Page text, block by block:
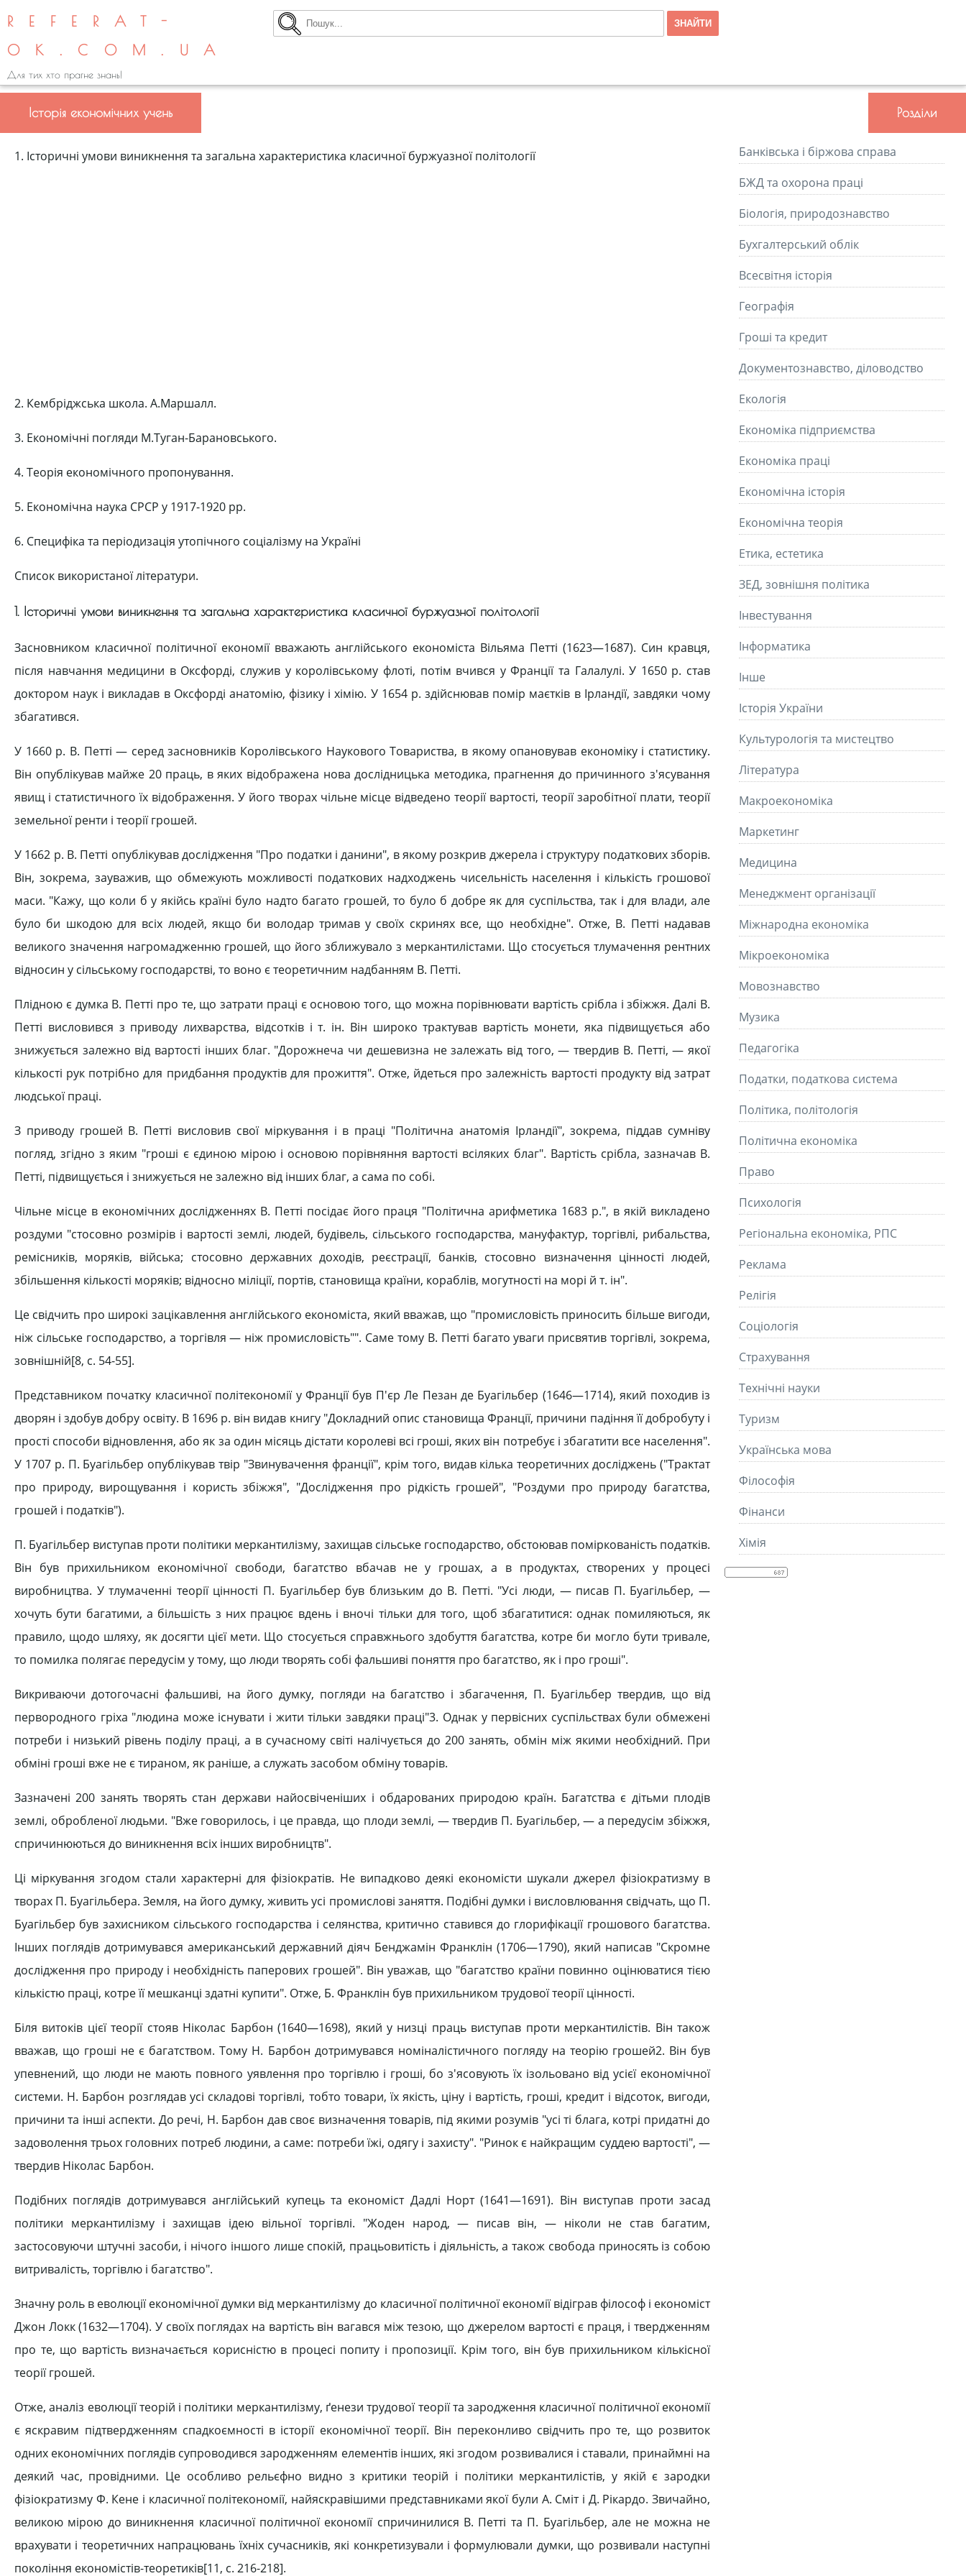
REFERAT-
OK.COM.UA
Для тих хто прагне знань!
Історія економічних учень
1. Історичні умови виникнення та загальна характеристика класичної буржуазної політології
2. Кембріджська школа. А.Маршалл.
3. Економічні погляди М.Туган-Барановського.
4. Теорія економічного пропонування.
5. Економічна наука СРСР у 1917-1920 рр.
6. Специфіка та періодизація утопічного соціалізму на Україні
Список використаної літератури.
1. Історичні умови виникнення та загальна характеристика класичної буржуазної політології
Засновником класичної політичної економії вважають англійського економіста Вільяма Петті (1623—1687). Син кравця,
після навчання медицини в Оксфорді, служив у королівському флоті, потім вчився у Франції та Галалулі. У 1650 р. став
доктором наук і викладав в Оксфорді анатомію, фізику і хімію. У 1654 р. здійснював помір маєтків в Ірландії, завдяки чому
збагатився.
У 1660 р. В. Петті — серед засновників Королівського Наукового Товариства, в якому опановував економіку і статистику.
Він опублікував майже 20 праць, в яких відображена нова дослідницька методика, прагнення до причинного з'ясування
явищ і статистичного їх відображення. У його творах чільне місце відведено теорії вартості, теорії заробітної плати, теорії
земельної ренти і теорії грошей.
У 1662 р. В. Петті опублікував дослідження "Про податки і данини", в якому розкрив джерела і структуру податкових зборів.
Він, зокрема, зауважив, що обмежують можливості податкових надходжень чисельність населення і кількість грошової
маси. "Кажу, що коли б у якійсь країні було надто багато грошей, то було б добре як для суспільства, так і для влади, але
було би шкодою для всіх людей, якщо би володар тримав у своїх скринях все, що необхідне". Отже, В. Петті надавав
великого значення нагромадженню грошей, що його зближувало з меркантилістами. Що стосується тлумачення рентних
відносин у сільському господарстві, то воно є теоретичним надбанням В. Петті.
Плідною є думка В. Петті про те, що затрати праці є основою того, що можна порівнювати вартість срібла і збіжжя. Далі В.
Петті висловився з приводу лихварства, відсотків і т. ін. Він широко трактував вартість монети, яка підвищується або
знижується залежно від вартості інших благ. "Дорожнеча чи дешевизна не залежать від того, — твердив В. Петті, — якої
кількості рук потрібно для придбання продуктів для прожиття". Отже, йдеться про залежність вартості продукту від затрат
людської праці.
З приводу грошей В. Петті висловив свої міркування і в праці "Політична анатомія Ірландії", зокрема, піддав сумніву
погляд, згідно з яким "гроші є єдиною мірою і основою порівняння вартості всіляких благ". Вартість срібла, зазначав В.
Петті, підвищується і знижується не залежно від інших благ, а сама по собі.
Чільне місце в економічних дослідженнях В. Петті посідає його праця "Політична арифметика 1683 р.", в якій викладено
роздуми "стосовно розмірів і вартості землі, людей, будівель, сільського господарства, мануфактур, торгівлі, рибальства,
ремісників, моряків, війська; стосовно державних доходів, реєстрації, банків, стосовно визначення цінності людей,
збільшення кількості моряків; відносно міліції, портів, становища країни, кораблів, могутності на морі й т. ін".
Це свідчить про широкі зацікавлення англійського економіста, який вважав, що "промисловість приносить більше вигоди,
ніж сільське господарство, а торгівля — ніж промисловість"". Саме тому В. Петті багато уваги присвятив торгівлі, зокрема,
зовнішній[8, c. 54-55].
Представником початку класичної політекономії у Франції був П'єр Ле Пезан де Буагільбер (1646—1714), який походив із
дворян і здобув добру освіту. В 1696 р. він видав книгу "Докладний опис становища Франції, причини падіння її добробуту і
прості способи відновлення, або як за один місяць дістати королеві всі гроші, яких він потребує і збагатити все населення".
У 1707 р. П. Буагільбер опублікував твір "Звинувачення франції", крім того, видав кілька теоретичних досліджень ("Трактат
про природу, вирощування і користь збіжжя", "Дослідження про рідкість грошей", "Роздуми про природу багатства,
грошей і податків").
П. Буагільбер виступав проти політики меркантилізму, захищав сільське господарство, обстоював поміркованість податків.
Він був прихильником економічної свободи, багатство вбачав не у грошах, а в продуктах, створених у процесі
виробництва. У тлумаченні теорії цінності П. Буагільбер був близьким до В. Петті. "Усі люди, — писав П. Буагільбер, —
хочуть бути багатими, а більшість з них працює вдень і вночі тільки для того, щоб збагатитися: однак помиляються, як
правило, щодо шляху, як досягти цієї мети. Що стосується справжнього здобуття багатства, котре би могло бути тривале,
то помилка полягає передусім у тому, що люди творять собі фальшиві поняття про багатство, як і про гроші".
Викриваючи дотогочасні фальшиві, на його думку, погляди на багатство і збагачення, П. Буагільбер твердив, що від
первородного гріха "людина може існувати і жити тільки завдяки праці"3. Однак у первісних суспільствах були обмежені
потреби і низький рівень поділу праці, а в сучасному світі налічується до 200 занять, обмін між якими необхідний. При
обміні гроші вже не є тираном, як раніше, а служать засобом обміну товарів.
Зазначені 200 занять творять стан держави найосвіченіших і обдарованих природою країн. Багатства є дітьми плодів
землі, обробленої людьми. "Вже говорилось, і це правда, що плоди землі, — твердив П. Буагільбер, — а передусім збіжжя,
спричинюються до виникнення всіх інших виробництв".
Ці міркування згодом стали характерні для фізіократів. Не випадково деякі економісти шукали джерел фізіократизму в
творах П. Буагільбера. Земля, на його думку, живить усі промислові заняття. Подібні думки і висловлювання свідчать, що П.
Буагільбер був захисником сільського господарства і селянства, критично ставився до глорифікації грошового багатства.
Інших поглядів дотримувався американський державний діяч Бенджамін Франклін (1706—1790), який написав "Скромне
дослідження про природу і необхідність паперових грошей". Він уважав, що "багатство країни повинно оцінюватися тією
кількістю праці, котре її мешканці здатні купити". Отже, Б. Франклін був прихильником трудової теорії цінності.
Біля витоків цієї теорії стояв Ніколас Барбон (1640—1698), який у низці праць виступав проти меркантилістів. Він також
вважав, що гроші не є багатством. Тому Н. Барбон дотримувався номіналістичного погляду на теорію грошей2. Він був
упевнений, що люди не мають повного уявлення про торгівлю і гроші, бо з'ясовують їх ізольовано від усієї економічної
системи. Н. Барбон розглядав усі складові торгівлі, тобто товари, їх якість, ціну і вартість, гроші, кредит і відсоток, вигоди,
причини та інші аспекти. До речі, Н. Барбон дав своє визначення товарів, під якими розумів "усі ті блага, котрі придатні до
задоволення трьох головних потреб людини, а саме: потреби їжі, одягу і захисту". "Ринок є найкращим суддею вартості", —
твердив Ніколас Барбон.
Подібних поглядів дотримувався англійський купець та економіст Дадлі Норт (1641—1691). Він виступав проти засад
політики меркантилізму і захищав ідею вільної торгівлі. "Жоден народ, — писав він, — ніколи не став багатим,
застосовуючи штучні засоби, і нічого іншого лише спокій, працьовитість і діяльність, а також свобода приносять із собою
витривалість, торгівлю і багатство".
Значну роль в еволюції економічної думки від меркантилізму до класичної політичної економії відіграв філософ і економіст
Джон Локк (1632—1704). У своїх поглядах на вартість він вагався між тезою, що джерелом вартості є праця, і твердженням
про те, що вартість визначається корисністю в процесі попиту і пропозиції. Крім того, він був прихильником кількісної
теорії грошей.
Отже, аналіз еволюції теорій і політики меркантилізму, ґенези трудової теорії та зародження класичної політичної економії
є яскравим підтвердженням спадкоємності в історії економічної теорії. Він переконливо свідчить про те, що розвиток
одних економічних поглядів супроводився зародженням елементів інших, які згодом розвивалися і ставали, принаймні на
деякий час, провідними. Це особливо рельєфно видно з критики теорій і політики меркантилістів, у якій є зародки
фізіократизму Ф. Кене і класичної політекономії, найяскравішими представниками якої були А. Сміт і Д. Рікардо. Звичайно,
великою мірою до виникнення класичної політичної економії спричинилися В. Петті та П. Буагільбер, але не можна не
врахувати і теоретичних напрацювань їхніх сучасників, які конкретизували і формулювали думки, що розвивали наступні
покоління економістів-теоретиків[11, c. 216-218].
Розділи
Банківська і біржова справа
БЖД та охорона праці
Біологія, природознавство
Бухгалтерський облік
Всесвітня історія
Географія
Гроші та кредит
Документознавство, діловодство
Екологія
Економіка підприємства
Економіка праці
Економічна історія
Економічна теорія
Етика, естетика
ЗЕД, зовнішня політика
Інвестування
Інформатика
Інше
Історія України
Культурологія та мистецтво
Літературa
Макроекономіка
Маркетинг
Медицина
Менеджмент організації
Міжнародна економіка
Мікроекономіка
Мовознавство
Музика
Педагогіка
Податки, податкова система
Політика, політологія
Політична економіка
Право
Психологія
Регіональна економіка, РПС
Реклама
Релігія
Соціологія
Страхування
Технічні науки
Туризм
Українська мова
Філософія
Фінанси
Хімія